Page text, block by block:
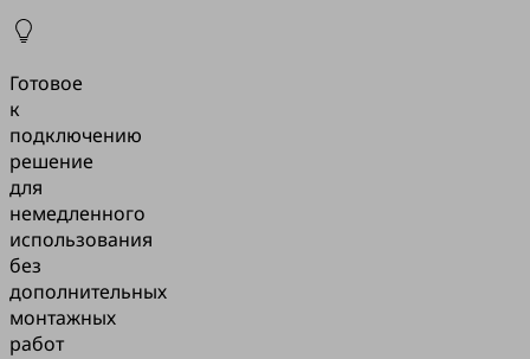
Готовое
к
подключению
решение
для
немедленного
использования
без
дополнительных
монтажных
работ